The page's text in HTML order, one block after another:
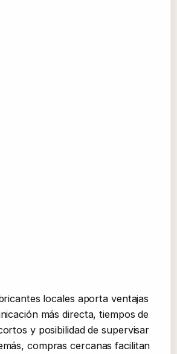
locales aporta ventajas
más directa, tiempos de
y posibilidad de supervisar
compras cercanas facilitan